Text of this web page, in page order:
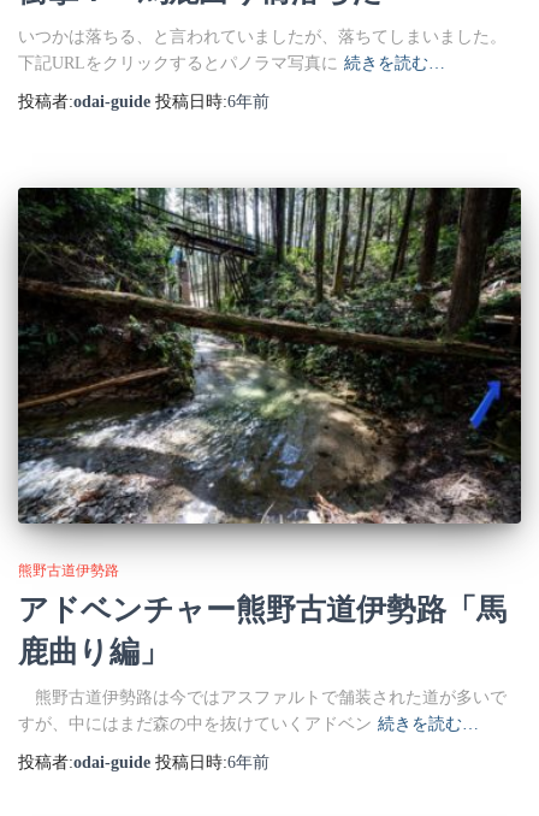
いつかは落ちる、と言われていましたが、落ちてしまいました。
下記URLをクリックするとパノラマ写真に 続きを読む…
投稿者:odai-guide 投稿日時:6年前
熊野古道伊勢路
アドベンチャー熊野古道伊勢路「馬
鹿曲り編」
熊野古道伊勢路は今ではアスファルトで舗装された道が多いで
すが、中にはまだ森の中を抜けていくアドベン 続きを読む…
投稿者:odai-guide 投稿日時:6年前